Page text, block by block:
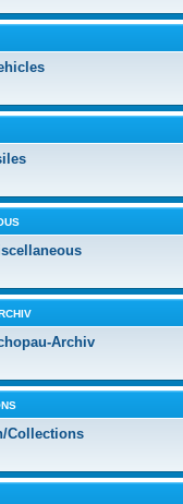
Archiv
Collections